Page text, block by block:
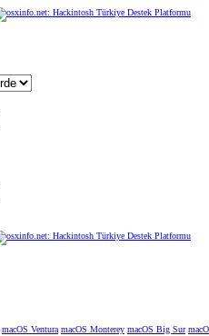
macOS Ventura macOS Monterey macOS Big Sur